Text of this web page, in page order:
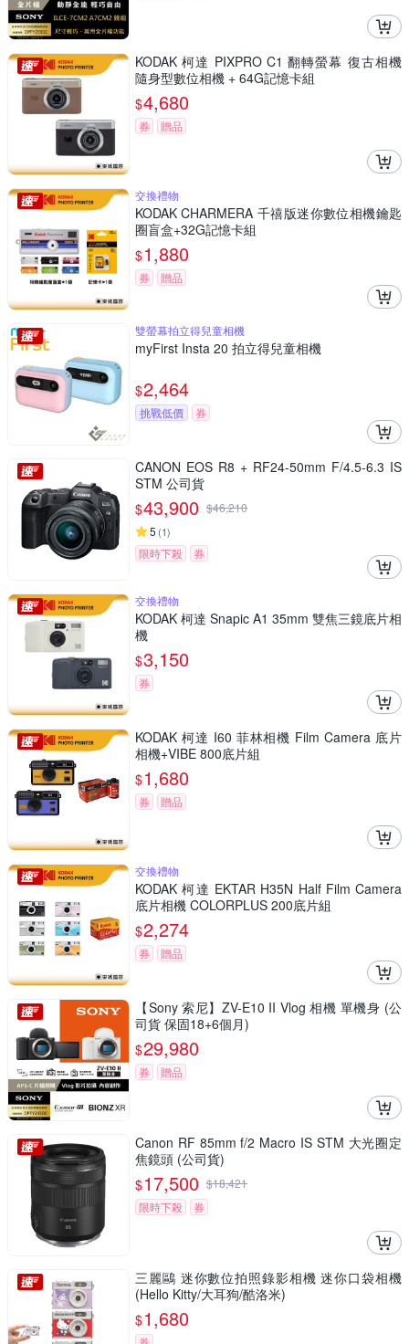
KODAK 柯達 PIXPRO C1 翻轉螢幕 復古相機
隨身型數位相機 + 64G記憶卡組
$4,680
券 贈品
交換禮物
KODAK CHARMERA 千禧版迷你數位相機鑰匙
圈盲盒+32G記憶卡組
$1,880
券 贈品
雙螢幕拍立得兒童相機
myFirst Insta 20 拍立得兒童相機
$2,464
挑戰低價 券
CANON EOS R8 + RF24-50mm F/4.5-6.3 IS
STM 公司貨
$43,900 $46,210
5 (1)
限時下殺 券
交換禮物
KODAK 柯達 Snapic A1 35mm 雙焦三鏡底片相
機
$3,150
券
KODAK 柯達 I60 菲林相機 Film Camera 底片
相機+VIBE 800底片組
$1,680
券 贈品
交換禮物
KODAK 柯達 EKTAR H35N Half Film Camera
底片相機 COLORPLUS 200底片組
$2,274
券 贈品
【Sony 索尼】ZV-E10 II Vlog 相機 單機身 (公
司貨 保固18+6個月)
$29,980
券 贈品
Canon RF 85mm f/2 Macro IS STM 大光圈定
焦鏡頭 (公司貨)
$17,500 $18,421
限時下殺
券
三麗鷗 迷你數位拍照錄影相機 迷你口袋相機
(Hello Kitty/大耳狗/酷洛米)
$1,680